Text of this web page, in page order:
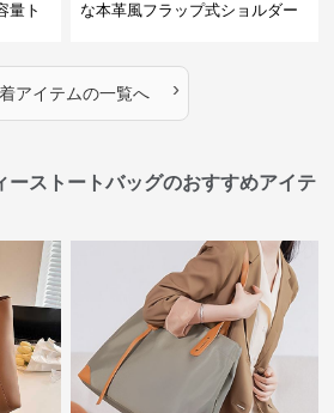
量ト
な本革風フラップ式ショルダー
アイテムの一覧へ ›
ーストートバッグのおすすめアイテ